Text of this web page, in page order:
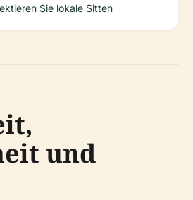
Sie lokale Sitten
und